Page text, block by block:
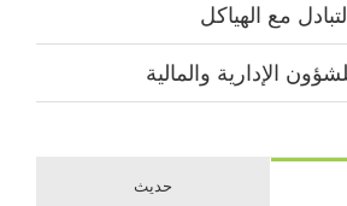
مع الهياكل
الإدارية والمالية
حديث